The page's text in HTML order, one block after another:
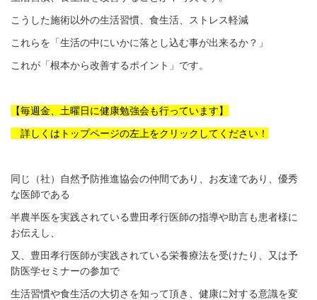
こうした施術以外の生活習慣、食生活、ストレス軽減
これらを「生活の中にいかに落とし込む事が出来るか？」
これが「根本から改善するポイント」です。
【毎週金、土曜日に健康勉強会も行っています】
詳しくはトップページの左上をクリックしてください！
同じ（社）自然予防推進協会の仲間であり、お友達であり、優秀
な医師である
半農半医を実践されている豊田孝行医師の指導や助言も患者様に
お伝えし、
又、豊田孝行医師が実践されている栄養療法を受けたり、又は予
防医学セミナーの参加で
生活習慣や食生活の大切さを知って頂き、健康に対する意識を変